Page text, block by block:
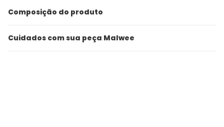
Composição do produto
Cuidados com sua peça Malwee